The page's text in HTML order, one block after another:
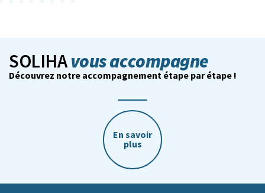
SOLIHAvous accompagne
Découvrez notre accompagnement étape par étape !
En savoir
plus